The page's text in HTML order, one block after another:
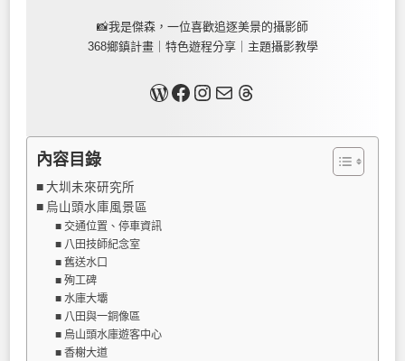
📸我是傑森，一位喜歡追逐美景的攝影師
368鄉鎮計畫｜特色遊程分享｜主題攝影教學
關於我Facebook InstagramMail Threads
內容目錄
大圳未來研究所
烏山頭水庫風景區
交通位置、停車資訊
八田技師紀念室
舊送水口
殉工碑
水庫大壩
八田與一銅像區
烏山頭水庫遊客中心
香榭大道